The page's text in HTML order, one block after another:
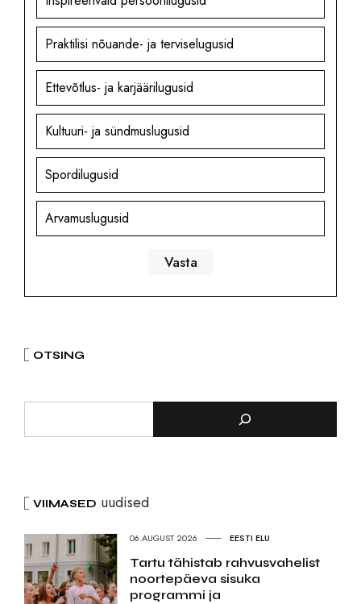
Praktilisi nõuande- ja terviselugusid
Ettevõtlus- ja karjäärilugusid
Kultuuri- ja sündmuslugusid
Spordilugusid
Arvamuslugusid
OTSING
VIIMASED uudised
06.AUGUST 2026 EESTI ELU
Tartu tähistab rahvusvahelist
noortepäeva sisuka
programmi ja